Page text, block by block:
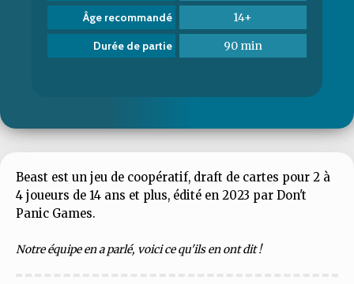
Âge recommandé 14+
Durée de partie 90 min
Beast est un jeu de coopératif, draft de cartes pour 2 à
4 joueurs de 14 ans et plus, édité en 2023 par Don't
Panic Games.
Notre équipe en a parlé, voici ce qu'ils en ont dit !